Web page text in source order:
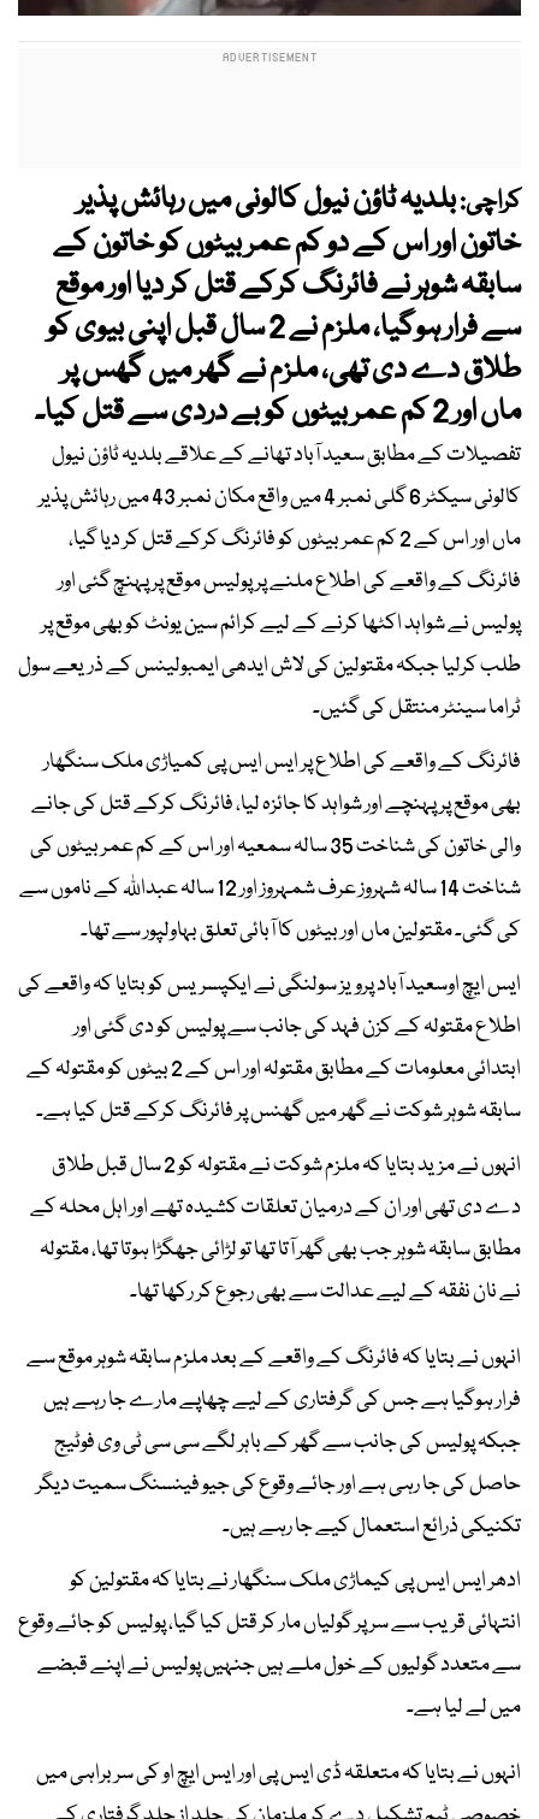
کراچی:بلدیہ ٹاؤن نیول کالونی میں رہائش پذیر
خاتون اور اس کے دو کم عمر بیٹوں کو خاتون کے
سابقہ شوہر نے فائرنگ کرکے قتل کر دیا اور موقع
سے فرار ہوگیا، ملزم نے 2 سال قبل اپنی بیوی کو
طلاق دے دی تھی، ملزم نے گھر میں گھس پر
ماں اور 2 کم عمر بیٹوں کو بے دردی سے قتل کیا۔
تفصیلات کے مطابق سعید آباد تھانے کے علاقے بلدیہ ٹاؤن نیول
کالونی سیکٹر 6 گلی نمبر 4 میں واقع مکان نمبر 43 میں رہائش پذیر
ماں اور اس کے 2 کم عمر بیٹوں کو فائرنگ کرکے قتل کر دیا گیا،
فائرنگ کے واقعے کی اطلاع ملنے پر پولیس موقع پر پہنچ گئی اور
پولیس نے شواہد اکٹھا کرنے کے لیے کرائم سین یونٹ کو بھی موقع پر
طلب کرلیا جبکہ مقتولین کی لاش ایدھی ایمبولینس کے ذریعے سول
ٹراما سینٹر منتقل کی گئیں۔
فائرنگ کے واقعے کی اطلاع پر ایس ایس پی کمیاڑی ملک سنگھار
بھی موقع پر پہنچے اور شواہد کا جائزہ لیا، فائرنگ کرکے قتل کی جانے
والی خاتون کی شناخت 35 سالہ سمعیہ اور اس کے کم عمر بیٹوں کی
شناخت 14 سالہ شہروز عرف شمہروز اور 12 سالہ عبداللہ کے ناموں سے
کی گئی۔ مقتولین ماں اور بیٹوں کا آبائی تعلق بہاولپور سے تھا۔
ایس ایچ اوسعید آباد پرویز سولنگی نے ایکپسریس کو بتایا کہ واقعے کی
اطلاع مقتولہ کے کزن فہد کی جانب سے پولیس کو دی گئی اور
ابتدائی معلومات کے مطابق مقتولہ اور اس کے 2 بیٹوں کو مقتولہ کے
سابقہ شوہر شوکت نے گھر میں گھنس پر فائرنگ کرکے قتل کیا ہے۔
انہوں نے مزید بتایا کہ ملزم شوکت نے مقتولہ کو 2 سال قبل طلاق
دے دی تھی اور ان کے درمیان تعلقات کشیدہ تھے اور اہل محلہ کے
مطابق سابقہ شوہر جب بھی گھر آتا تھا تو لڑائی جھگڑا ہوتا تھا، مقتولہ
نے نان نفقہ کے لیے عدالت سے بھی رجوع کر رکھا تھا۔
انہوں نے بتایا کہ فائرنگ کے واقعے کے بعد ملزم سابقہ شوہر موقع سے
فرار ہوگیا ہے جس کی گرفتاری کے لیے چھاپے مارے جا رہے ہیں
جبکہ پولیس کی جانب سے گھر کے باہر لگے سی سی ٹی وی فوٹیج
حاصل کی جا رہی ہے اور جائے وقوع کی جیو فینسنگ سمیت دیگر
تکنیکی ذرائع استعمال کیے جا رہے ہیں۔
ادھر ایس ایس پی کیماڑی ملک سنگھار نے بتایا کہ مقتولین کو
انتہائی قریب سے سر پر گولیاں مار کر قتل کیا گیا، پولیس کو جائے وقوع
سے متعدد گولیوں کے خول ملے ہیں جنہیں پولیس نے اپنے قبضے
میں لے لیا ہے۔
انہوں نے بتایا کہ متعلقہ ڈی ایس پی اور ایس ایچ او کی سربراہی میں